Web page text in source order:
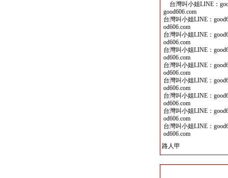
台灣叫小姐LINE：
good606.com
台灣叫小姐LINE：
od606.com
台灣叫小姐LINE：
od606.com
台灣叫小姐LINE：
od606.com
台灣叫小姐LINE：
od606.com
台灣叫小姐LINE：
od606.com
台灣叫小姐LINE：
od606.com
台灣叫小姐LINE：
od606.com
台灣叫小姐LINE：
od606.com
路人甲